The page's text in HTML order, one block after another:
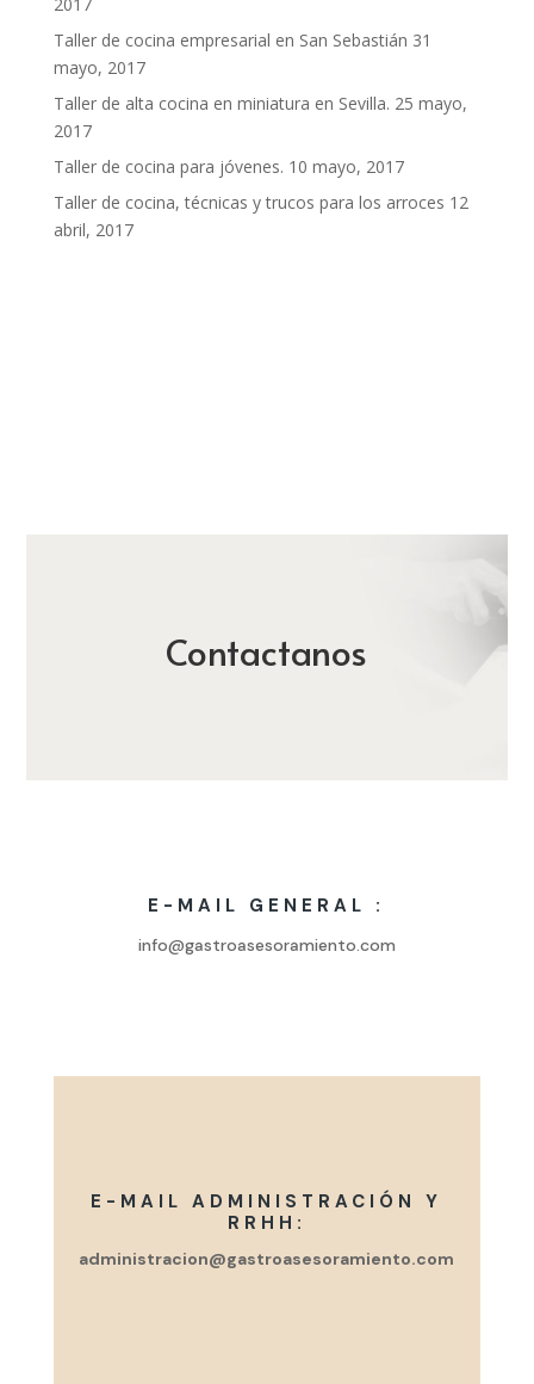
Taller de cocina empresarial en San Sebastián 31
mayo, 2017
Taller de alta cocina en miniatura en Sevilla. 25 mayo,
2017
Taller de cocina para jóvenes. 10 mayo, 2017
Taller de cocina, técnicas y trucos para los arroces 12
abril, 2017
Contactanos
E-MAIL GENERAL :
info@gastroasesoramiento.com
E-MAIL ADMINISTRACIÓN Y
RRHH:
administracion@gastroasesoramiento.com